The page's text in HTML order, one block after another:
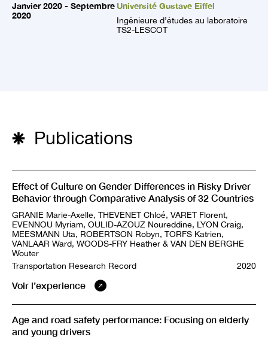
Janvier 2020 - Septembre
2020
Université Gustave Eiffel
Ingénieure d’études au laboratoire
TS2-LESCOT
Publications
Effect of Culture on Gender Differences in Risky Driver
Behavior through Comparative Analysis of 32 Countries
GRANIE Marie-Axelle, THEVENET Chloé, VARET Florent,
EVENNOU Myriam, OULID-AZOUZ Noureddine, LYON Craig,
MEESMANN Uta, ROBERTSON Robyn, TORFS Katrien,
VANLAAR Ward, WOODS-FRY Heather & VAN DEN BERGHE
Wouter
Transportation Research Record
2020
Voir l’experience
Age and road safety performance: Focusing on elderly
and young drivers